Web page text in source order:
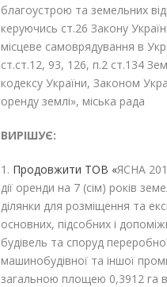
благоустрою та земельних
керуючись ст.26 Закону
місцеве самоврядування в
ст.ст.12, 93, 126, п.2 ст.134
кодексу України, Законом
оренду землі», міська рада
ВИРІШУЄ:
1. Продовжити ТОВ «ЯСНА
дії оренди на 7 (сім) років
ділянки для розміщення та
основних, підсобних і
будівель та споруд
машинобудівної та іншої
загальною площею 0,3912 га в